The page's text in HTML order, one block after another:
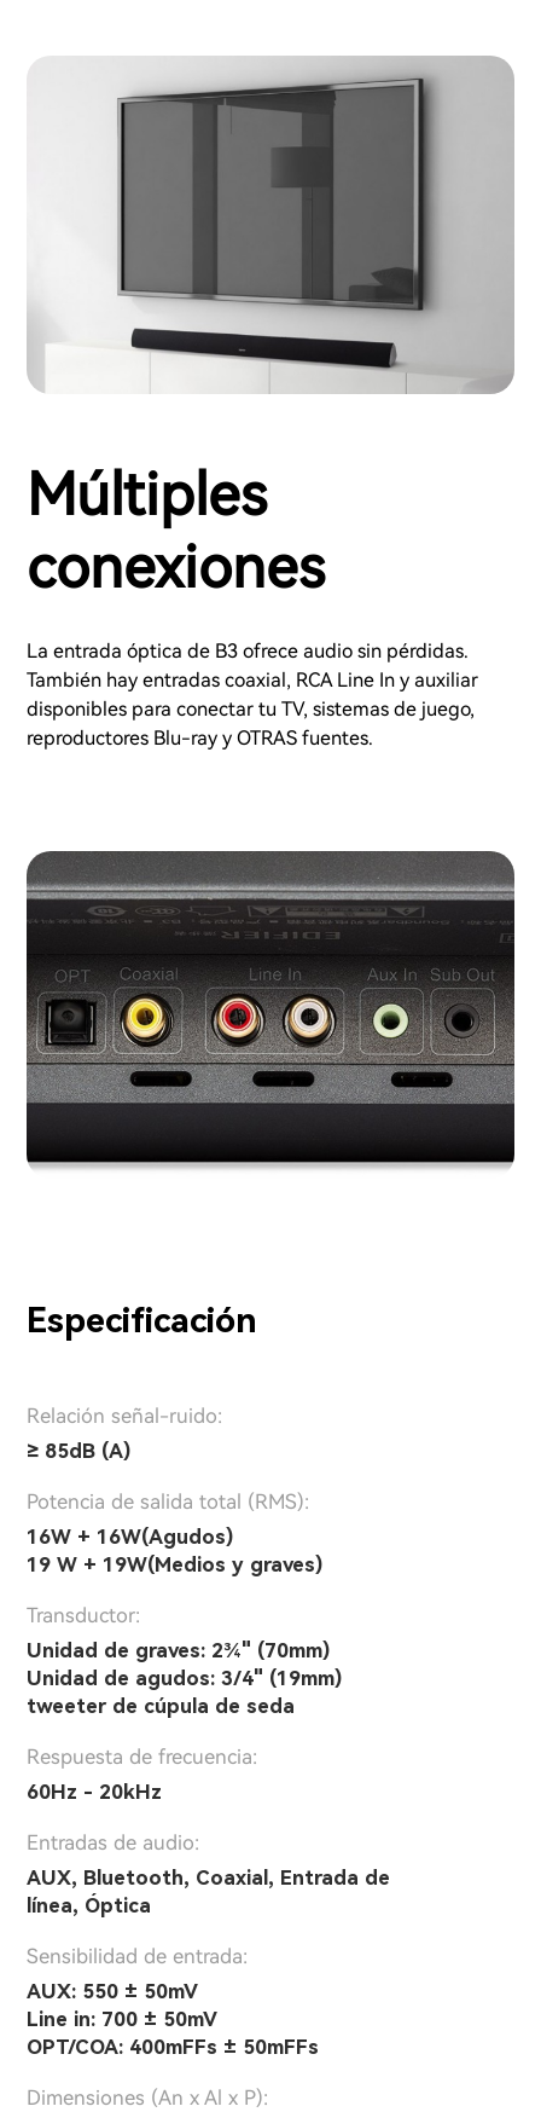
Múltiples
conexiones
La entrada óptica de B3 ofrece audio sin pérdidas.
También hay entradas coaxial, RCA Line In y auxiliar
disponibles para conectar tu TV, sistemas de juego,
reproductores Blu-ray y OTRAS fuentes.
Especificación
Relación señal-ruido:
≥ 85dB (A)
Potencia de salida total (RMS):
16W + 16W(Agudos)
19 W + 19W(Medios y graves)
Transductor:
Unidad de graves: 2¾" (70mm)
Unidad de agudos: 3/4" (19mm)
tweeter de cúpula de seda
Respuesta de frecuencia:
60Hz - 20kHz
Entradas de audio:
AUX, Bluetooth, Coaxial, Entrada de
línea, Óptica
Sensibilidad de entrada:
AUX: 550 ± 50mV
Line in: 700 ± 50mV
OPT/COA: 400mFFs ± 50mFFs
Dimensiones (An x Al x P):